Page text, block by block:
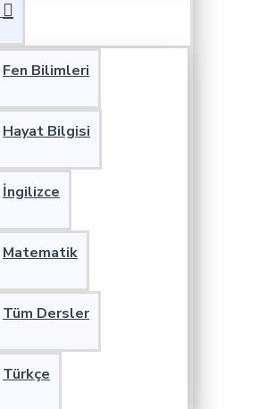
Fen Bilimleri
Hayat Bilgisi
İngilizce
Matematik
Tüm Dersler
Türkçe